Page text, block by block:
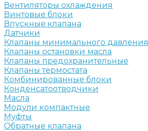
Вентиляторы охлаждения
Винтовые блоки
Впускные клапана
Датчики
Клапаны минимального давления
Клапаны остановки масла
Клапаны предохранительные
Клапаны термостата
Комбинированные блоки
Конденсатоотводчики
Масла
Модули компактные
Муфты
Обратные клапана